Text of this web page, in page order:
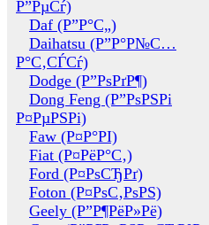
Р”РµСѓ)
Daf (Р”Р°С„)
Daihatsu (Р”Р°Р№С…
Р°С‚СЃСѓ)
Dodge (Р”РѕРґР¶)
Dong Feng (Р”РѕРЅРі
Р¤РµРЅРі)
Faw (Р¤Р°РІ)
Fiat (Р¤РёР°С‚)
Ford (Р¤РѕСЂРґ)
Foton (Р¤РѕС‚РѕРЅ)
Geely (Р”Р¶РёР»Рё)